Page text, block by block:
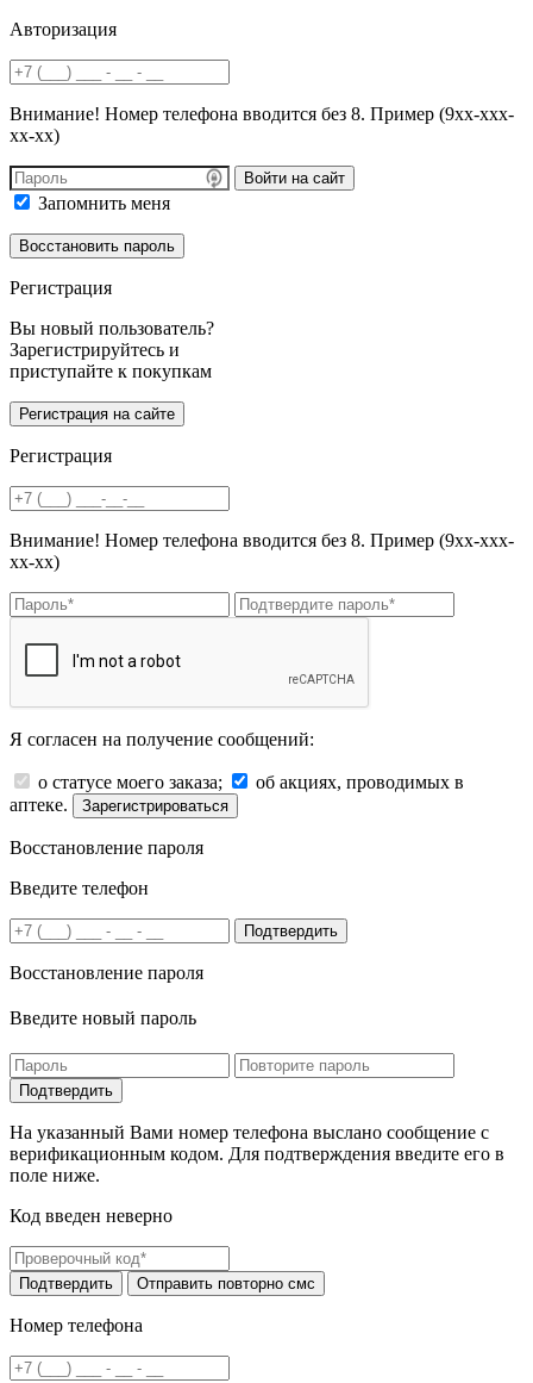
Авторизация
Внимание! Номер телефона вводится без 8. Пример (9хх-ххх-
хх-хх)
Войти на сайт
Запомнить меня
Регистрация
Вы новый пользователь?
Зарегистрируйтесь и
приступайте к покупкам
Регистрация
Внимание! Номер телефона вводится без 8. Пример (9хх-ххх-
хх-хх)
Я согласен на получение сообщений:
о статусе моего заказа;
об акциях, проводимых в
аптеке.
Зарегистрироваться
Восстановление пароля
Введите телефон
Подтвердить
Восстановление пароля
Введите новый пароль
На указанный Вами номер телефона выслано сообщение с
верификационным кодом. Для подтверждения введите его в
поле ниже.
Код введен неверно
Номер телефона